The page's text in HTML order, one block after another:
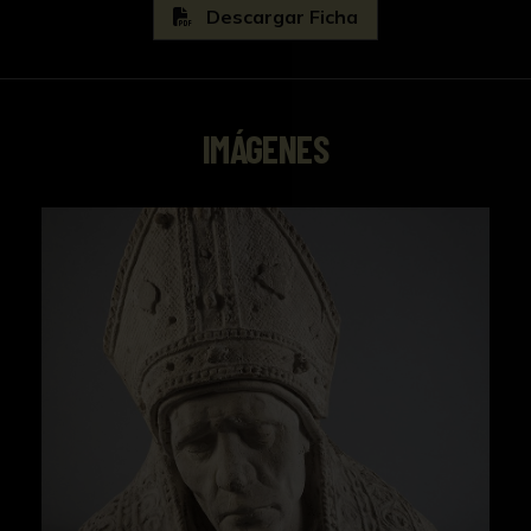
Escuela Superior de Artes e Industrias y de
Bellas Artes de Sevilla (1905–1934), formó a
numerosos escultores y fueron sus discípulos
sus trabajos destacan su participación y
premios en varias exposiciones nacionales, sus
continuación de la ornamentación plateresca
de la fachada del Ayuntamiento sevillano a
partir de 1914 y
algunas figuras del jardín delantero del
Pabellón Real en la Plaza de América (1916),
recibió encargos para llevar a cabo la
canastilla de la Hermandad del Silencio (1902)
o la imagen de la Virgen del Carmen de San
Gil y, entre otras, las maquetas de las puertas
históricas de la ciudad de Sevilla para la
exposición Iberoamericana de 1929. En la
Descargar Ficha
IMÁGENES